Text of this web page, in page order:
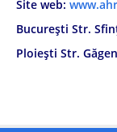
Site web:
București Str.
Ploiești Str.